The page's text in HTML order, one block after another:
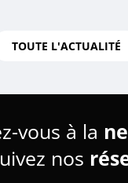
TOUTE L'ACTUALITÉ
vous à la
nos